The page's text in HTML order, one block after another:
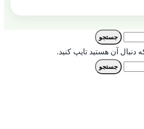
جستجو
آن هستید تایپ کنید.
جستجو